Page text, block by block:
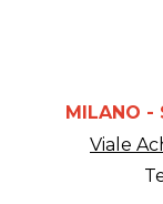
MILANO -
Viale